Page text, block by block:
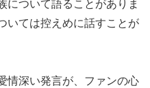
について語ることがありま
いては控えめに話すことが
情深い発言が、ファンの心